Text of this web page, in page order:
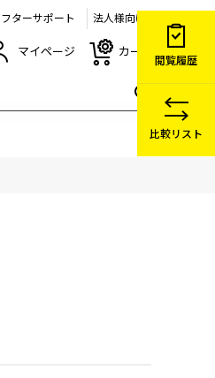
ターサポート 法人様向け
マイページ カート
閲覧履歴
比較リスト